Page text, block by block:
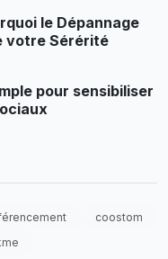
le Dépannage
votre Sérérité
pour sensibiliser
coostom